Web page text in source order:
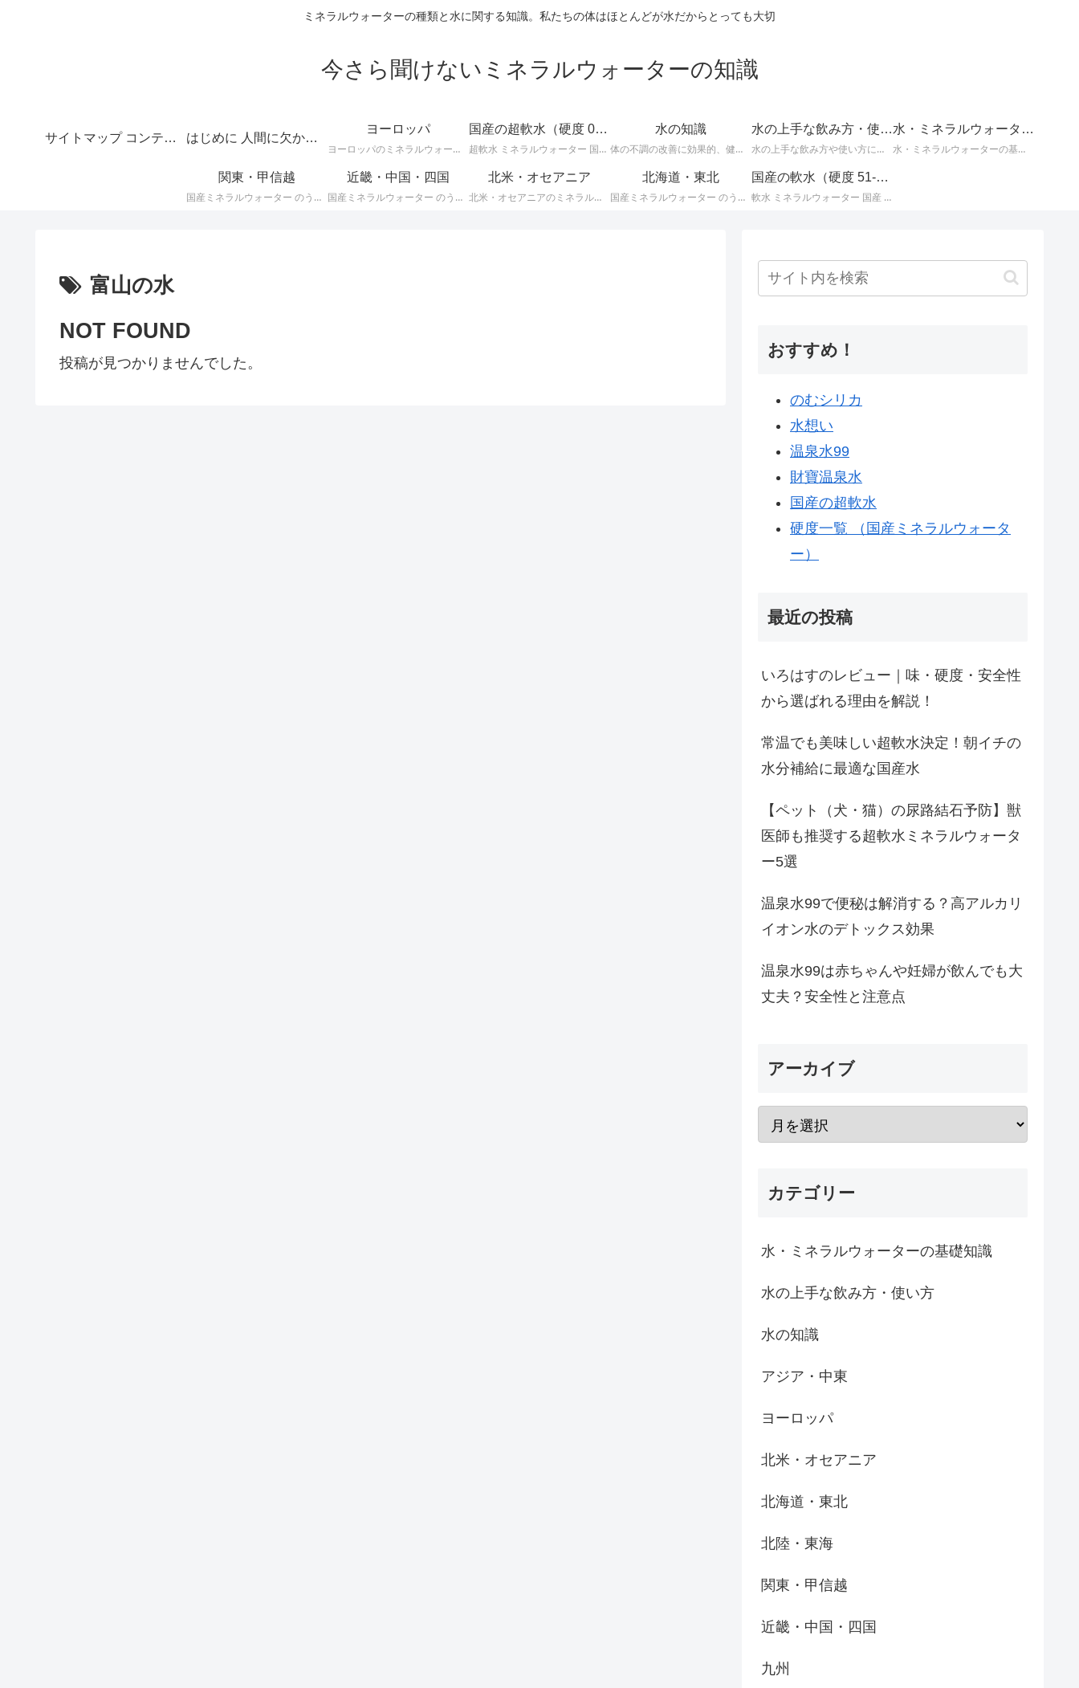
ミネラルウォーターの種類と水に関する知識。私たちの体はほとんどが水だからとっても大切
今さら聞けないミネラルウォーターの知識
サイトマップ コンテンツの目次 はじめに 人間に欠かせない水のテーマは深いというご挨拶
ヨーロッパ
ヨーロッパのミネラルウォーターに関する情報です。ＥＵ加盟のヨーロッパ諸国では、ミネラルウォーターに関して次のような厳しい統一基準が定められています。
国産の超軟水（硬度 0-50mg/L）
超軟水 ミネラルウォーター 国産 （ 硬度 0 ～ 50 ）に関する情報です。日本のミネラルウォーターはほとんどが軟水ですが、その中でも硬度が 0 ～ 50mg/L までの 超軟水 を紹介します。
水の知識
体の不調の改善に効果的、健康や美容によい水についてなど、知っているとお得な情報。
水の上手な飲み方・使い方
水の上手な飲み方や使い方についての情報。
水・ミネラルウォーターの基礎知識
水・ミネラルウォーターの基本的な知識。水とミネラルウォーターに関するさまざまな事柄。
関東・甲信越
国産ミネラルウォーター のうち、 関東・甲信越地方のミネラルウォーター に関する情報です。
近畿・中国・四国
国産ミネラルウォーター のうち、 近畿・中国・四国地方のミネラルウォーター に関する情報です。
北米・オセアニア
北米・オセアニアのミネラルウォーターに関する情報です。
北海道・東北
国産ミネラルウォーター のうち、 北海道・東北地方のミネラルウォーター に関する情報です。
国産の軟水（硬度 51-100mg/L）
軟水 ミネラルウォーター 国産 （ 硬度 51 ～ 100 ）に関する情報です。日本のミネラルウォーターはほとんどが軟水ですが、その中でも硬度が 51 ～ 100mg/L までの 軟水 を紹介します。
富山の水
NOT FOUND
投稿が見つかりませんでした。
おすすめ！
のむシリカ
水想い
温泉水99
財寶温泉水
国産の超軟水
硬度一覧 （国産ミネラルウォータ
ー）
最近の投稿
いろはすのレビュー｜味・硬度・安全性
から選ばれる理由を解説！
常温でも美味しい超軟水決定！朝イチの
水分補給に最適な国産水
【ペット（犬・猫）の尿路結石予防】獣
医師も推奨する超軟水ミネラルウォータ
ー5選
温泉水99で便秘は解消する？高アルカリ
イオン水のデトックス効果
温泉水99は赤ちゃんや妊婦が飲んでも大
丈夫？安全性と注意点
アーカイブ
カテゴリー
水・ミネラルウォーターの基礎知識
水の上手な飲み方・使い方
水の知識
アジア・中東
ヨーロッパ
北米・オセアニア
北海道・東北
北陸・東海
関東・甲信越
近畿・中国・四国
九州